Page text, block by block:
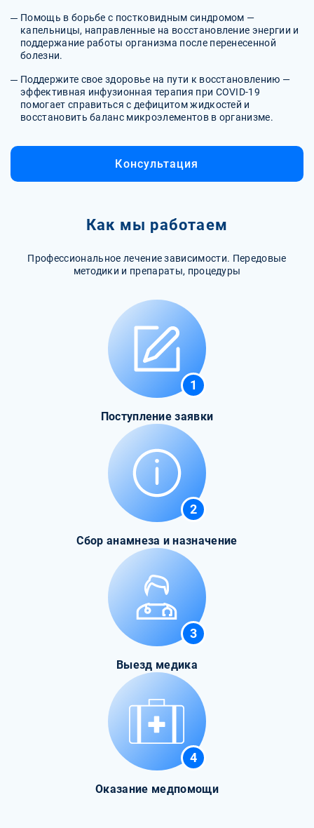
Помощь в борьбе с постковидным синдромом —
капельницы, направленные на восстановление энергии и
поддержание работы организма после перенесенной
болезни.
Поддержите свое здоровье на пути к восстановлению —
эффективная инфузионная терапия при COVID-19
помогает справиться с дефицитом жидкостей и
восстановить баланс микроэлементов в организме.
Консультация
Как мы работаем
Профессиональное лечение зависимости. Передовые
методики и препараты, процедуры
1
Поступление заявки
2
Сбор анамнеза и назначение
3
Выезд медика
4
Оказание медпомощи